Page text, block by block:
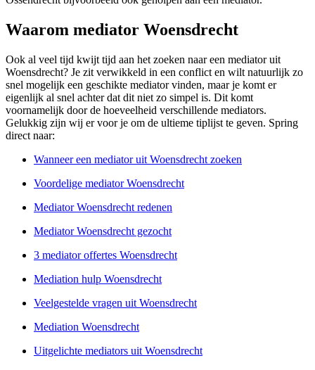
Waarom mediator Woensdrecht
Ook al veel tijd kwijt tijd aan het zoeken naar een mediator uit
Woensdrecht? Je zit verwikkeld in een conflict en wilt natuurlijk zo
snel mogelijk een geschikte mediator vinden, maar je komt er
eigenlijk al snel achter dat dit niet zo simpel is. Dit komt
voornamelijk door de hoeveelheid verschillende mediators.
Gelukkig zijn wij er voor je om de ultieme tiplijst te geven. Spring
direct naar:
Wanneer een mediator uit Woensdrecht zoeken
Voordelige mediator Woensdrecht
Mediator Woensdrecht redenen
Mediator Woensdrecht gezocht
3 mediator offertes Woensdrecht
Mediation hulp Woensdrecht
Veelgestelde vragen uit Woensdrecht
Mediation Woensdrecht
Uitgelichte mediators uit Woensdrecht